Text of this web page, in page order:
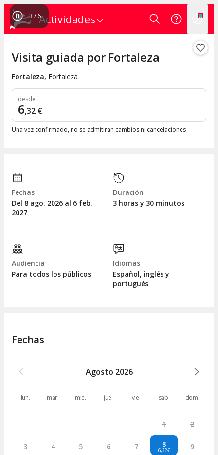
Actividades
3 / 6
Visita guiada por Fortaleza
Fortaleza, Fortaleza
desde
6,32 €
Una vez confirmado, no se admitirán cambios ni cancelaciones
Fechas
Del 8 ago. 2026 al 6 feb.
2027
Duración
3 horas y 30 minutos
Audiencia
Para todos los públicos
Idiomas
Español, inglés y
portugués
Fechas
Agosto 2026
lun. mar. mié. jue. vie. sáb. dom.
1 2
3 4 5 6 7 8
6,32€ 9